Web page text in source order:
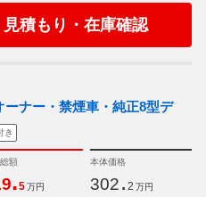
見積もり・在庫確認
ナー・禁煙車・純正8型デ
き
額
.5 万円
本体価格
302. 2 万円